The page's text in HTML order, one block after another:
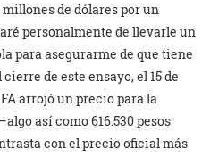
de dólares por un
personalmente de llevarle un
para asegurarme de que tiene
cierre de este ensayo, el 15 de
arrojó un precio para la
así como 616.530 pesos
con el precio oficial más